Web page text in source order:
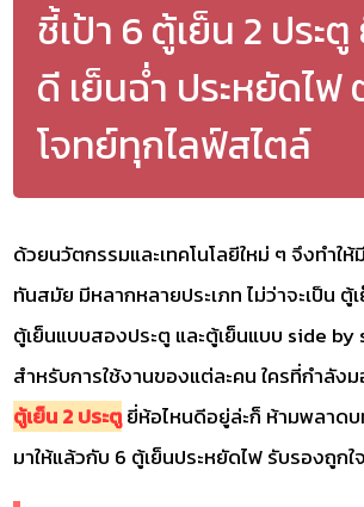
ชี้เป้า 6 ตู้เย็น 2 ประ
ดี เย็นฉ่ำ ประหยัดไฟ
โจทย์ทุกไลฟ์สไตล์
ด้วยนวัตกรรมและเทคโนโลยีใหม่ ๆ จึงทำใ
ทันสมัย มีหลากหลายประเภท ไม่ว่าจะเป็น ตู้
ตู้เย็นแบบสองประตู และตู้เย็นแบบ side by
สำหรับการใช้งานของแต่ละคน ใครที่กำลัง
ตู้เย็น 2 ประตูยี่ห้อไหนดีอยู่ล่ะก็ ห้ามพลาดบ
มาให้แล้วกับ 6 ตู้เย็นประหยัดไฟ รับรองถูกใ